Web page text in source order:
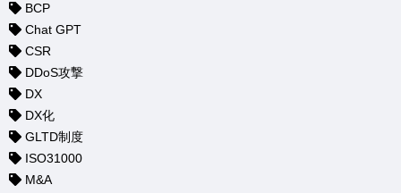
BCP
Chat GPT
CSR
DDoS攻撃
DX
DX化
GLTD制度
ISO31000
M&A